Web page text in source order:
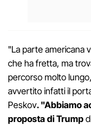
"La parte americana
che ha fretta, ma
percorso molto
avvertito infatti il
Peskov. "Abbiamo
proposta di Trump